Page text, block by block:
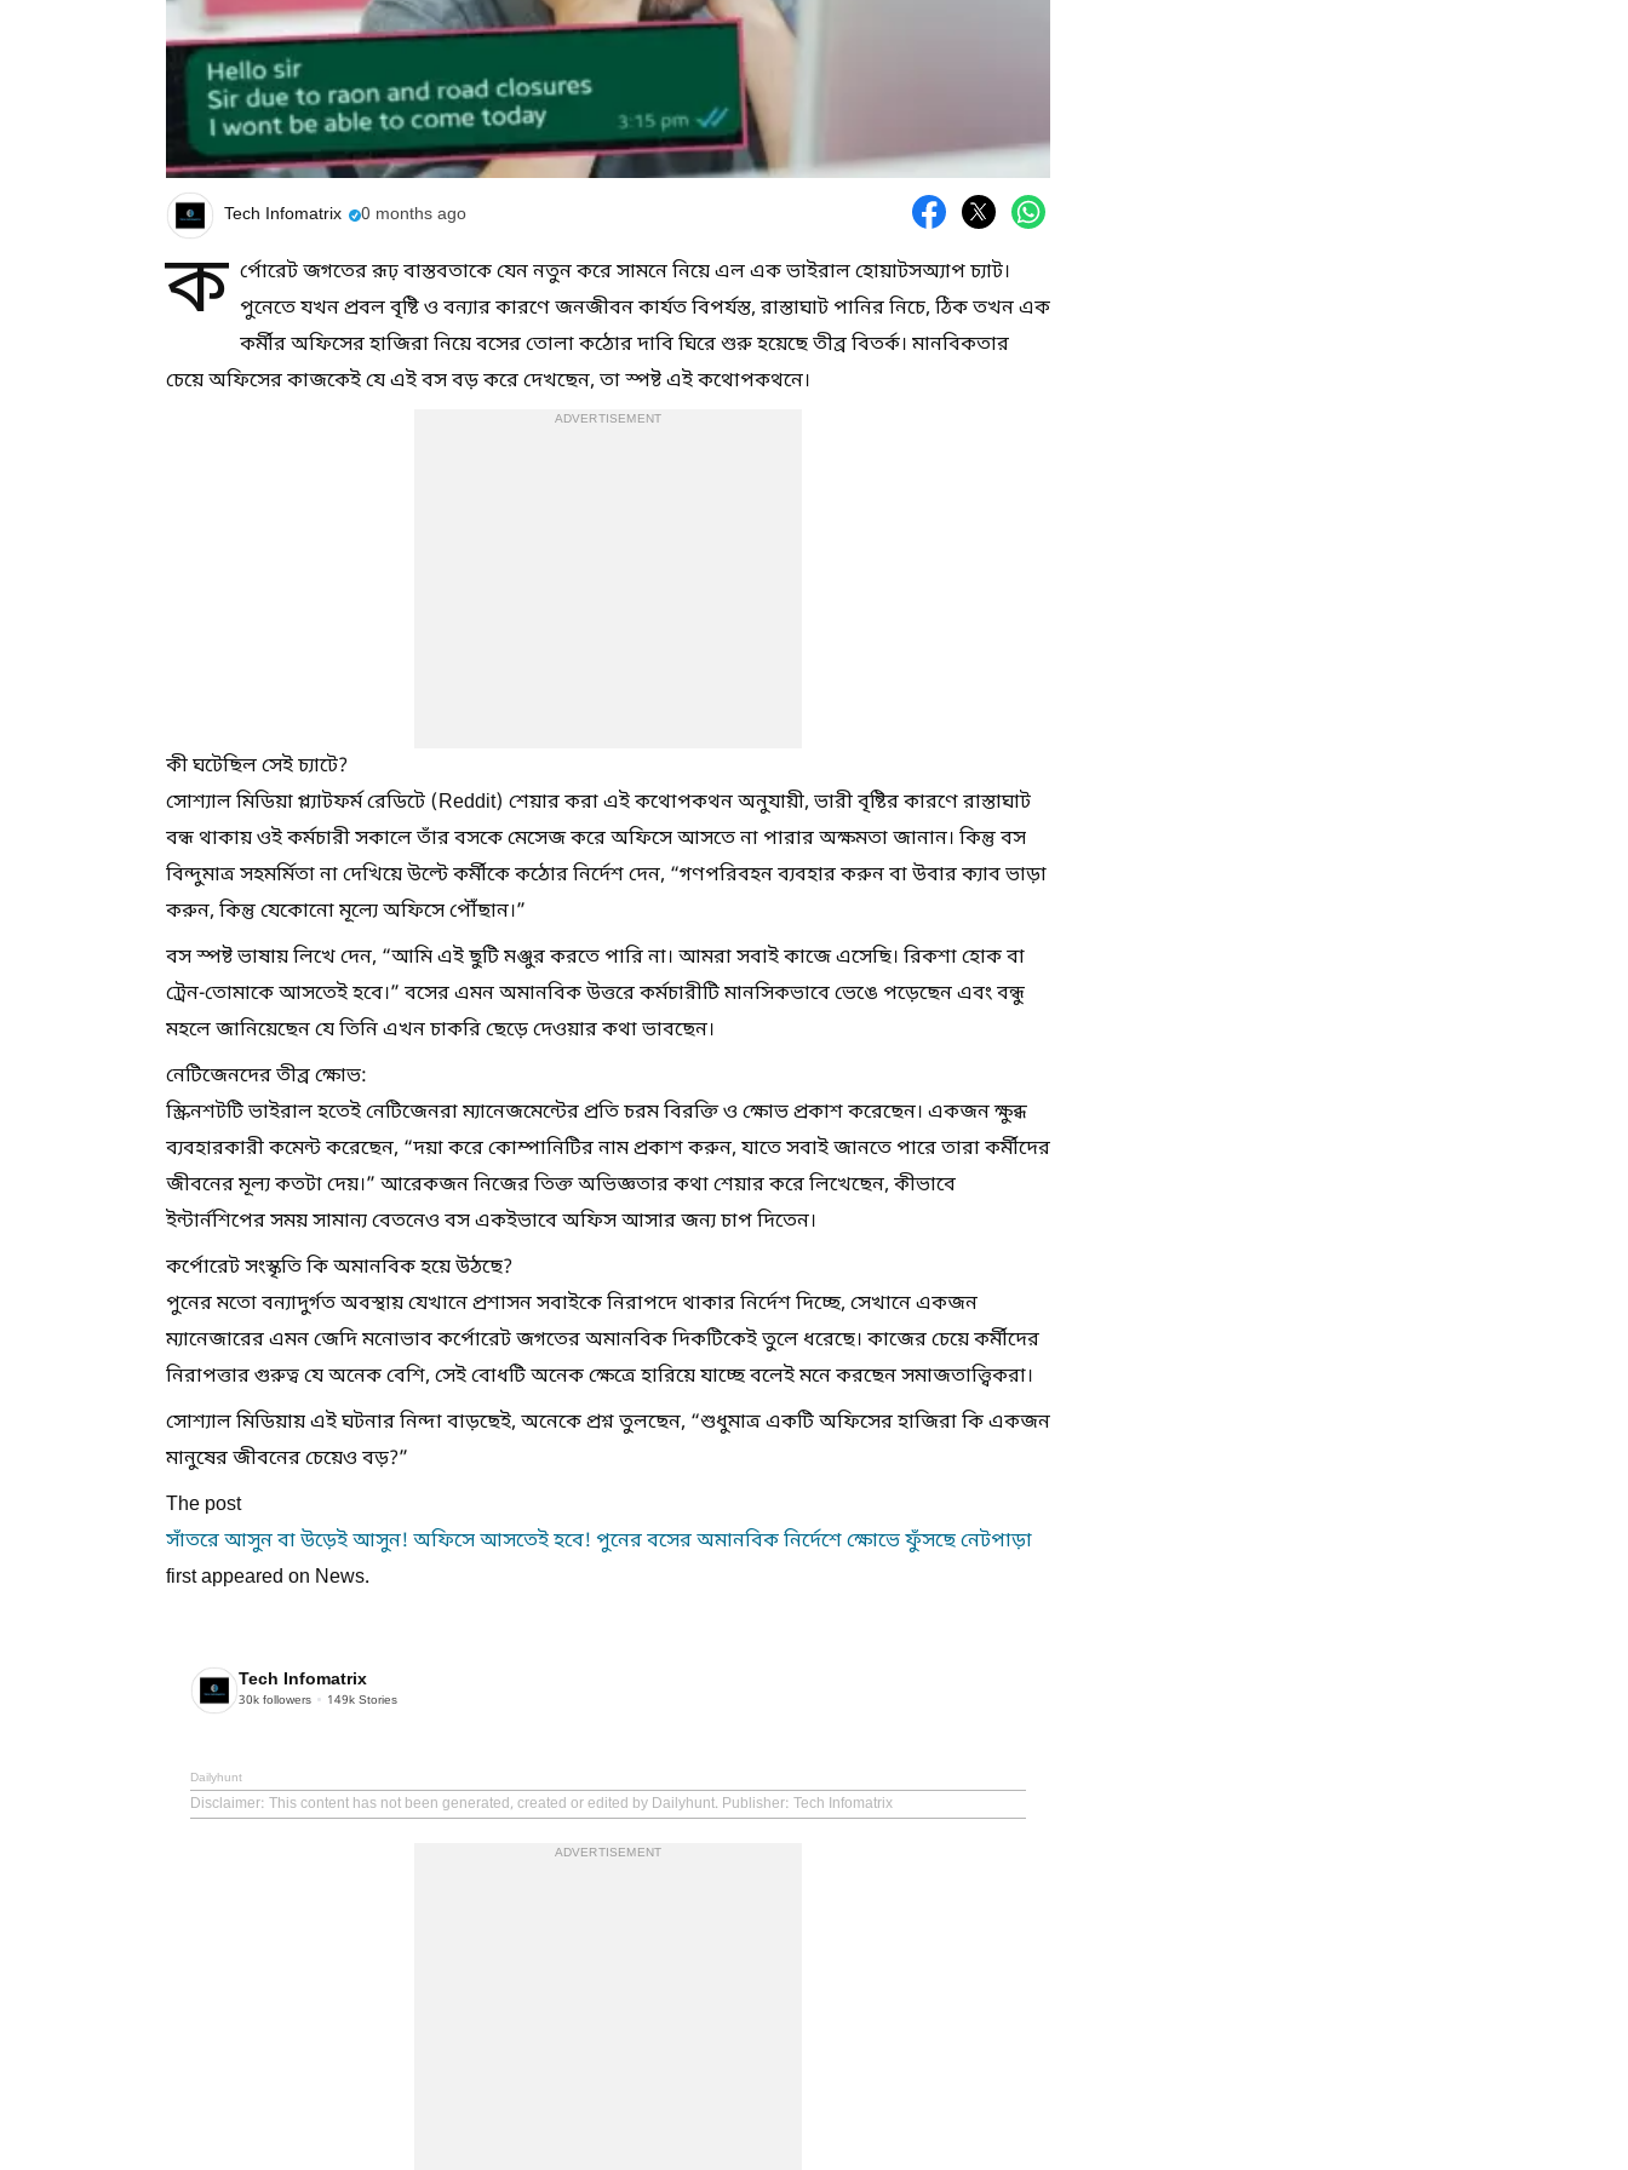
Tech Infomatrix 0 months ago
ক র্পোরেট জগতের রূঢ় বাস্তবতাকে যেন নতুন করে সামনে নিয়ে এল এক ভাইরাল হোয়াটসঅ্যাপ চ্যাট।
পুনেতে যখন প্রবল বৃষ্টি ও বন্যার কারণে জনজীবন কার্যত বিপর্যস্ত, রাস্তাঘাট পানির নিচে, ঠিক তখন এক
কর্মীর অফিসের হাজিরা নিয়ে বসের তোলা কঠোর দাবি ঘিরে শুরু হয়েছে তীব্র বিতর্ক। মানবিকতার
চেয়ে অফিসের কাজকেই যে এই বস বড় করে দেখছেন, তা স্পষ্ট এই কথোপকথনে।
ADVERTISEMENT
কী ঘটেছিল সেই চ্যাটে?
সোশ্যাল মিডিয়া প্ল্যাটফর্ম রেডিটে (Reddit) শেয়ার করা এই কথোপকথন অনুযায়ী, ভারী বৃষ্টির কারণে রাস্তাঘাট
বন্ধ থাকায় ওই কর্মচারী সকালে তাঁর বসকে মেসেজ করে অফিসে আসতে না পারার অক্ষমতা জানান। কিন্তু বস
বিন্দুমাত্র সহমর্মিতা না দেখিয়ে উল্টে কর্মীকে কঠোর নির্দেশ দেন, “গণপরিবহন ব্যবহার করুন বা উবার ক্যাব ভাড়া
করুন, কিন্তু যেকোনো মূল্যে অফিসে পৌঁছান।”
বস স্পষ্ট ভাষায় লিখে দেন, “আমি এই ছুটি মঞ্জুর করতে পারি না। আমরা সবাই কাজে এসেছি। রিকশা হোক বা
ট্রেন-তোমাকে আসতেই হবে।” বসের এমন অমানবিক উত্তরে কর্মচারীটি মানসিকভাবে ভেঙে পড়েছেন এবং বন্ধু
মহলে জানিয়েছেন যে তিনি এখন চাকরি ছেড়ে দেওয়ার কথা ভাবছেন।
নেটিজেনদের তীব্র ক্ষোভ:
স্ক্রিনশটটি ভাইরাল হতেই নেটিজেনরা ম্যানেজমেন্টের প্রতি চরম বিরক্তি ও ক্ষোভ প্রকাশ করেছেন। একজন ক্ষুব্ধ
ব্যবহারকারী কমেন্ট করেছেন, “দয়া করে কোম্পানিটির নাম প্রকাশ করুন, যাতে সবাই জানতে পারে তারা কর্মীদের
জীবনের মূল্য কতটা দেয়।” আরেকজন নিজের তিক্ত অভিজ্ঞতার কথা শেয়ার করে লিখেছেন, কীভাবে
ইন্টার্নশিপের সময় সামান্য বেতনেও বস একইভাবে অফিস আসার জন্য চাপ দিতেন।
কর্পোরেট সংস্কৃতি কি অমানবিক হয়ে উঠছে?
পুনের মতো বন্যাদুর্গত অবস্থায় যেখানে প্রশাসন সবাইকে নিরাপদে থাকার নির্দেশ দিচ্ছে, সেখানে একজন
ম্যানেজারের এমন জেদি মনোভাব কর্পোরেট জগতের অমানবিক দিকটিকেই তুলে ধরেছে। কাজের চেয়ে কর্মীদের
নিরাপত্তার গুরুত্ব যে অনেক বেশি, সেই বোধটি অনেক ক্ষেত্রে হারিয়ে যাচ্ছে বলেই মনে করছেন সমাজতাত্ত্বিকরা।
সোশ্যাল মিডিয়ায় এই ঘটনার নিন্দা বাড়ছেই, অনেকে প্রশ্ন তুলছেন, “শুধুমাত্র একটি অফিসের হাজিরা কি একজন
মানুষের জীবনের চেয়েও বড়?”
The post
সাঁতরে আসুন বা উড়েই আসুন! অফিসে আসতেই হবে! পুনের বসের অমানবিক নির্দেশে ক্ষোভে ফুঁসছে নেটপাড়া
first appeared on News.
Tech Infomatrix
30k followers 149k Stories
Dailyhunt
Disclaimer: This content has not been generated, created or edited by Dailyhunt. Publisher: Tech Infomatrix
ADVERTISEMENT